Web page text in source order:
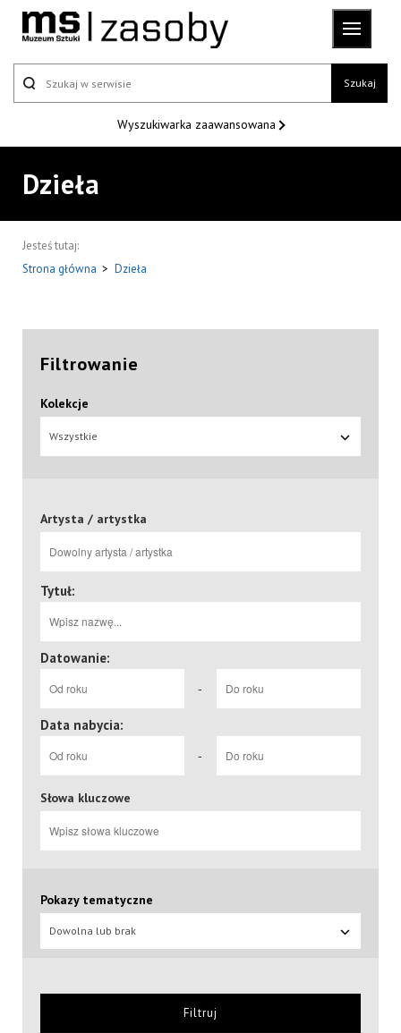
Szukaj
Wyszukiwarka zaawansowana
Dzieła
Jesteś tutaj:
Strona główna > Dzieła
Filtrowanie
Kolekcje
Wszystkie
Artysta / artystka
Tytuł:
Datowanie:
-
Data nabycia:
-
Słowa kluczowe
Pokazy tematyczne
Dowolna lub brak
Filtruj